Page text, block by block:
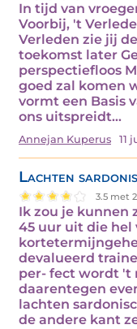
In tijd van
Voorbij, 't
Verleden zie jij
toekomst later
perspectiefloos
goed zal komen
vormt een Basis
ons uitspreidt…
Annejan Kuperus 11
Lachten
3.5 met
Ik zou je kunnen
45 uur uit die hel
devalueerd
per- fect wordt 't
daarentegen
lachten
de andere kant